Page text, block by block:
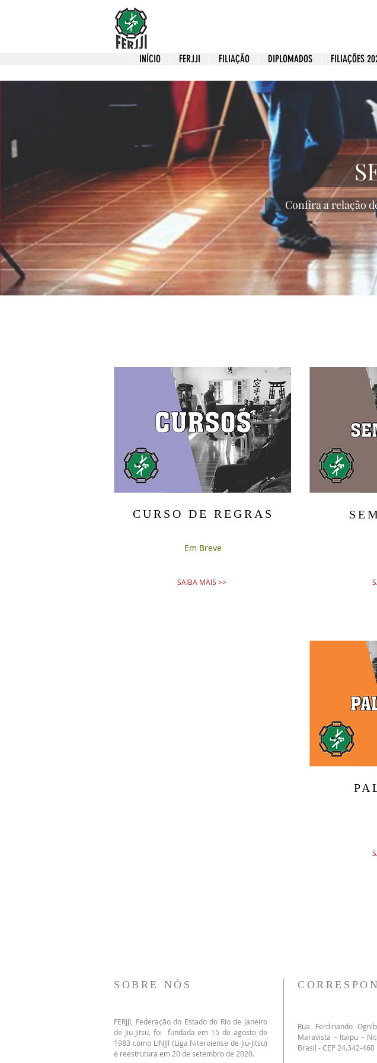
INÍCIO FERJJI FILIAÇÃO DIPLOMADOS FILIAÇÕES
Confira a relação
CURSO DE REGRAS
Em Breve
SAIBA MAIS >>
SOBRE NÓS
FERJJI, Federação do Estado do Rio de Janeiro
de Jiu-Jitsu, foi fundada em 15 de agosto de
1983 como LINJJI (Liga Niteroiense de Jiu-Jitsu)
e reestrutura em 20 de setembro de 2020.
​Rua Ferdinando
Maravista – Itaipu –
Brasil - CEP 24.342-460